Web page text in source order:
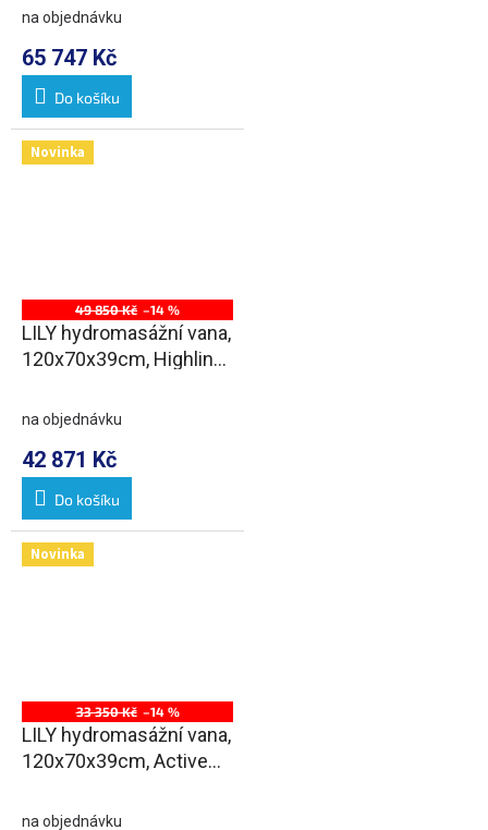
na objednávku
65 747 Kč
Do košíku
Novinka
49 850 Kč –14 %
LILY hydromasážní vana,
120x70x39cm, Highline
na objednávku
42 871 Kč
Do košíku
Novinka
33 350 Kč –14 %
LILY hydromasážní vana,
120x70x39cm, Active
na objednávku